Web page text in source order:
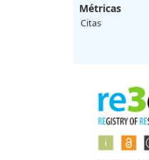
Métricas
Citas